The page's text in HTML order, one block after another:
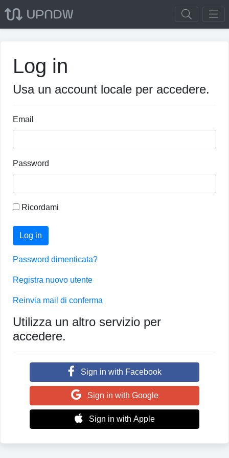
Log in
Usa un account locale per accedere.
Email
Password
Ricordami
Log in
Password dimenticata?
Registra nuovo utente
Reinvia mail di conferma
Utilizza un altro servizio per
accedere.
Sign in with Facebook
Sign in with Google
Sign in with Apple